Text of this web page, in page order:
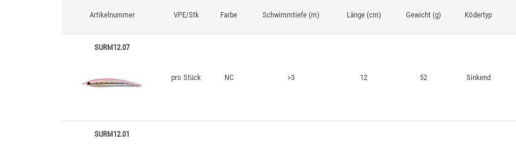
Artikelnummer VPE/Stk Farbe Schwimmtiefe (m) Länge (cm) Gewicht (g) Ködertyp
SURM12.07
pro Stück NC >3 12 52 Sinkend
SURM12.01